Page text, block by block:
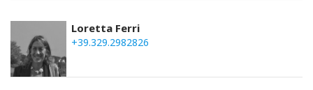
Loretta Ferri
+39.329.2982826